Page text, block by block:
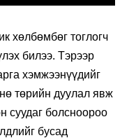
хөлбөмбөг тоглогч
билээ. Тэрээр
хэмжээнүүдийг
төрийн дуулал явж
суудаг болсноороо
бусад